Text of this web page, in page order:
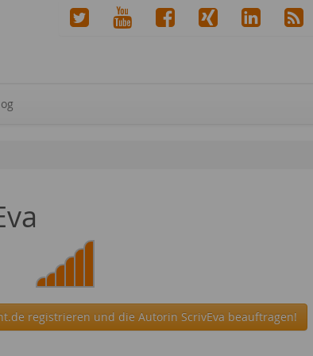
registrieren und die Autorin ScrivEva beauftragen!